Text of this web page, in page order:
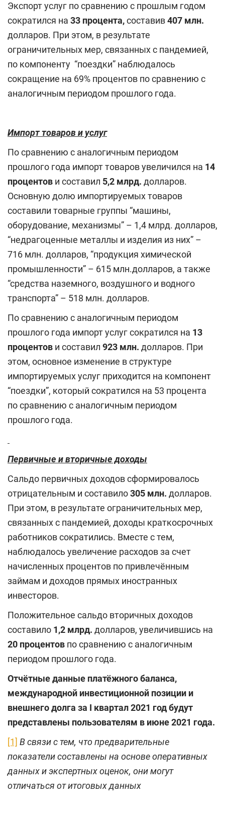
Экспорт услуг по сравнению с прошлым годом
сократился на 33 процента,составив407 млн.
долларов. При этом, в результате
ограничительных мер, связанных с пандемией,
по компоненту “поездки” наблюдалось
сокращение на 69% процентов по сравнению с
аналогичным периодом прошлого года.
Импорт товаров и услуг
По сравнению с аналогичным периодом
прошлого года импорт товаров увеличился на 14
процентов и составил 5,2 млрд. долларов.
Основную долю импортируемых товаров
составили товарные группы “машины,
оборудование, механизмы” – 1,4 млрд. долларов,
“недрагоценные металлы и изделия из них” –
716 млн. долларов, “продукция химической
промышленности” – 615 млн.долларов, а также
“средства наземного, воздушного и водного
транспорта” – 518 млн. долларов.
По сравнению с аналогичным периодом
прошлого года импорт услуг сократился на 13
процентов и составил 923 млн. долларов. При
этом, основное изменение в структуре
импортируемых услуг приходится на компонент
“поездки”, который сократился на 53 процента
по сравнению с аналогичным периодом
прошлого года.
Первичные и вторичные доходы
Сальдо первичных доходов сформировалось
отрицательным и составило305 млн. долларов.
При этом, в результате ограничительных мер,
связанных с пандемией, доходы краткосрочных
работников сократились. Вместе с тем,
наблюдалось увеличение расходов за счет
начисленных процентов по привлечённым
займам и доходов прямых иностранных
инвесторов.
Положительное сальдо вторичных доходов
составило 1,2 млрд. долларов, увеличившись на
20 процентов по сравнению с аналогичным
периодом прошлого года.
Отчётные данные платёжного баланса,
международной инвестиционной позиции и
внешнего долга за I квартал2021 год будут
представлены пользователям в июне2021 года.
[1] В связи с тем, что предварительные
показатели составлены на основе оперативных
данных и экспертных оценок, они могут
отличаться от итоговых данных